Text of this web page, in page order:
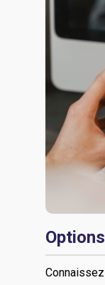
Options